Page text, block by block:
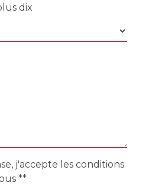
dix
j'accepte les conditions
**